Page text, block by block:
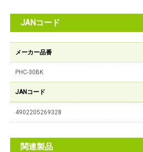
JANコード
メーカー品番
PHC-30BK
JANコード
4902205269328
関連製品